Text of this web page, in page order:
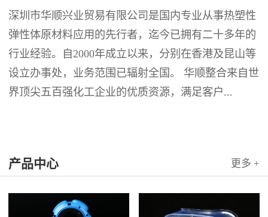
深圳市华顺兴业贸易有限公司是国内专业从事热塑性
弹性体原材料应用的先行者，迄今已拥有二十多年的
行业经验。自2000年成立以来，分别在香港及昆山等
设立办事处，业务范围已辐射全国。 华顺整合来自世
界顶尖五百强化工企业的优质资源，满足客户...
产品中心 更多 +